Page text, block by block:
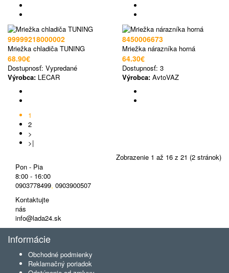
99999218000002
Mriežka chladiča TUNING
68.90€
Dostupnosť: Vypredané
Výrobca: LECAR
8450006673
Mriežka nárazníka horná
64.30€
Dostupnosť: 3
Výrobca: AvtoVAZ
1
2
>
>|
Zobrazenie 1 až 16 z 21 (2 stránok)
Pon - Pia
8:00 - 16:00
0903778499, 0903900507
Kontaktujte
nás
info@lada24.sk
Informácie
Obchodné podmienky
Reklamačný poriadok